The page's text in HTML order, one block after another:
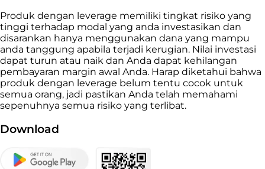
Produk dengan leverage memiliki tingkat risiko yang
tinggi terhadap modal yang anda investasikan dan
disarankan hanya menggunakan dana yang mampu
anda tanggung apabila terjadi kerugian. Nilai investasi
dapat turun atau naik dan Anda dapat kehilangan
pembayaran margin awal Anda. Harap diketahui bahwa
produk dengan leverage belum tentu cocok untuk
semua orang, jadi pastikan Anda telah memahami
sepenuhnya semua risiko yang terlibat.
Download